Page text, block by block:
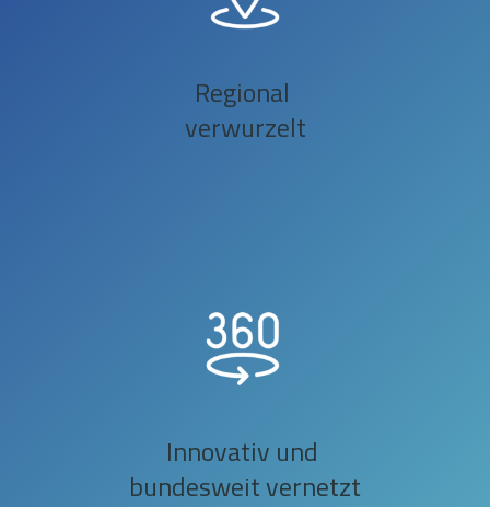
Regional
verwurzelt
Innovativ und
bundesweit vernetzt